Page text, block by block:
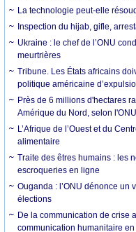
La technologie peut-elle
Inspection du hijab, gifle,
Ukraine : le chef de l’ONU
meurtrières
Tribune. Les États africains
politique américaine
Près de 6 millions d'hectares
Amérique du Nord, selon l'ONU
L’Afrique de l’Ouest et du
alimentaire
Traite des êtres humains : les
escroqueries en ligne
Ouganda : l’ONU dénonce
élections
De la communication de crise
communication humanitaire